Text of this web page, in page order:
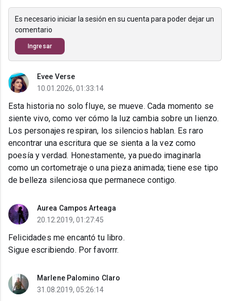
Es necesario iniciar la sesión en su cuenta para poder dejar un
comentario
Ingresar
Evee Verse
10.01.2026, 01:33:14
Esta historia no solo fluye, se mueve. Cada momento se
siente vivo, como ver cómo la luz cambia sobre un lienzo.
Los personajes respiran, los silencios hablan. Es raro
encontrar una escritura que se sienta a la vez como
poesía y verdad. Honestamente, ya puedo imaginarla
como un cortometraje o una pieza animada; tiene ese tipo
de belleza silenciosa que permanece contigo.
Aurea Campos Arteaga
20.12.2019, 01:27:45
Felicidades me encantó tu libro.
Sigue escribiendo. Por favorrr.
Marlene Palomino Claro
31.08.2019, 05:26:14